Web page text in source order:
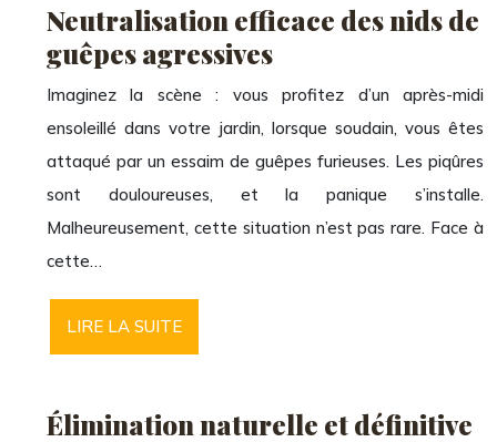
Neutralisation efficace des nids de
guêpes agressives
Imaginez la scène : vous profitez d’un après-midi
ensoleillé dans votre jardin, lorsque soudain, vous êtes
attaqué par un essaim de guêpes furieuses. Les piqûres
sont douloureuses, et la panique s’installe.
Malheureusement, cette situation n’est pas rare. Face à
cette…
LIRE LA SUITE
Élimination naturelle et définitive